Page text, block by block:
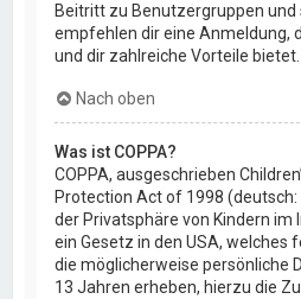
Beitritt zu Benutzergruppen und
empfehlen dir eine Anmeldung,
und dir zahlreiche Vorteile bietet.
Nach oben
Was ist COPPA?
COPPA, ausgeschrieben
Protection Act of 1998
der Privatsphäre von Kindern im
ein Gesetz in den USA, welches
die möglicherweise persönliche
13 Jahren erheben, hierzu die